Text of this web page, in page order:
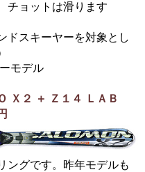
チョットは滑ります
ドスキーヤーを対象とし
モデル
Ｘ２ ＋ Ｚ１４ ＬＡＢ
ングです。昨年モデルも